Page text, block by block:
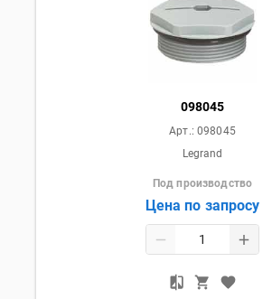
098045
Арт.: 098045
Legrand
Под производство
Цена по запросу